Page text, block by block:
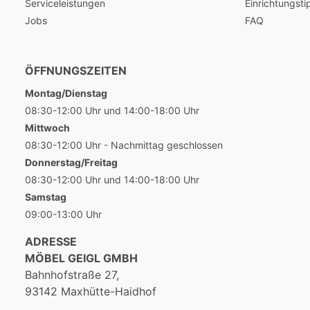
Serviceleistungen
Jobs
FAQ
ÖFFNUNGSZEITEN
Montag/Dienstag
08:30-12:00 Uhr und 14:00-18:00 Uhr
Mittwoch
08:30-12:00 Uhr - Nachmittag geschlossen
Donnerstag/Freitag
08:30-12:00 Uhr und 14:00-18:00 Uhr
Samstag
09:00-13:00 Uhr
ADRESSE
MÖBEL GEIGL GMBH
Bahnhofstraße 27,
93142 Maxhütte-Haidhof